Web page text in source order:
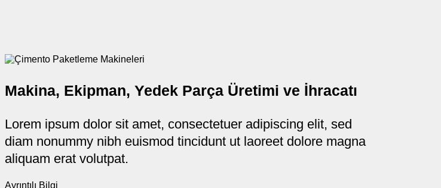
Makina, Ekipman, Yedek Parça Üretimi ve İhracatı
Lorem ipsum dolor sit amet, consectetuer adipiscing elit, sed
diam nonummy nibh euismod tincidunt ut laoreet dolore magna
aliquam erat volutpat.
Ayrıntılı Bilgi